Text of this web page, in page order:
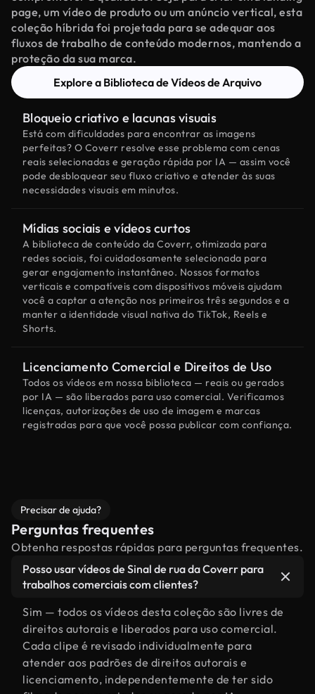
page, um vídeo de produto ou um anúncio vertical, esta
coleção híbrida foi projetada para se adequar aos
fluxos de trabalho de conteúdo modernos, mantendo a
proteção da sua marca.
Explore a Biblioteca de Vídeos de Arquivo
Bloqueio criativo e lacunas visuais
Está com dificuldades para encontrar as imagens
perfeitas? O Coverr resolve esse problema com cenas
reais selecionadas e geração rápida por IA — assim você
pode desbloquear seu fluxo criativo e atender às suas
necessidades visuais em minutos.
Mídias sociais e vídeos curtos
A biblioteca de conteúdo da Coverr, otimizada para
redes sociais, foi cuidadosamente selecionada para
gerar engajamento instantâneo. Nossos formatos
verticais e compatíveis com dispositivos móveis ajudam
você a captar a atenção nos primeiros três segundos e a
manter a identidade visual nativa do TikTok, Reels e
Shorts.
Licenciamento Comercial e Direitos de Uso
Todos os vídeos em nossa biblioteca — reais ou gerados
por IA — são liberados para uso comercial. Verificamos
licenças, autorizações de uso de imagem e marcas
registradas para que você possa publicar com confiança.
Precisar de ajuda?
Perguntas frequentes
Obtenha respostas rápidas para perguntas frequentes.
Posso usar vídeos de Sinal de rua da Coverr para
trabalhos comerciais com clientes?
Sim — todos os vídeos desta coleção são livres de
direitos autorais e liberados para uso comercial.
Cada clipe é revisado individualmente para
atender aos padrões de direitos autorais e
licenciamento, independentemente de ter sido